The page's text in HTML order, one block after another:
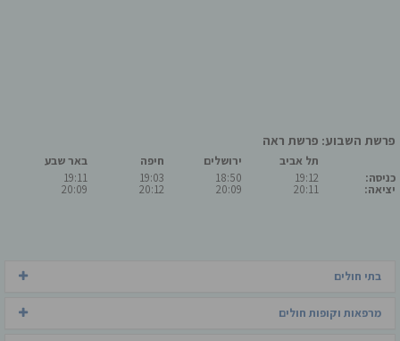
פרשת השבוע: פרשת ראה
כניסה:
יציאה:
תל אביב
19:12
20:11
ירושלים
18:50
20:09
חיפה
19:03
20:12
באר שבע
19:11
20:09
בתי חולים
מרפאות וקופות חולים